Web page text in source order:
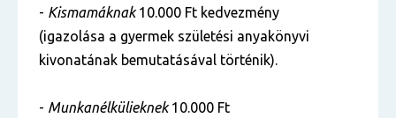
- Kismamáknak10.000 Ft kedvezmény
(igazolása a gyermek születési anyakönyvi
kivonatának bemutatásával történik).
- Munkanélkülieknek10.000 Ft